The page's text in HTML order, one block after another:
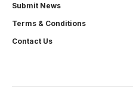
Submit News
Terms & Conditions
Contact Us